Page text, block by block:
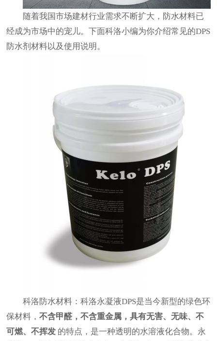
随着我国市场建材行业需求不断扩大，防水材料已
经成为市场中的宠儿。下面科洛小编为你介绍常见的DPS
防水剂材料以及使用说明。
科洛防水材料：科洛永凝液DPS是当今新型的绿色环
保材料，不含甲醛，不含重金属，具有无害、无味、不
可燃、不挥发 的特点，是一种透明的水溶液化合物。永